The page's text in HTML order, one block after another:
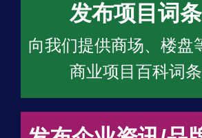
发布项目词条
向我们提供商场、楼盘
商业项目百科词条